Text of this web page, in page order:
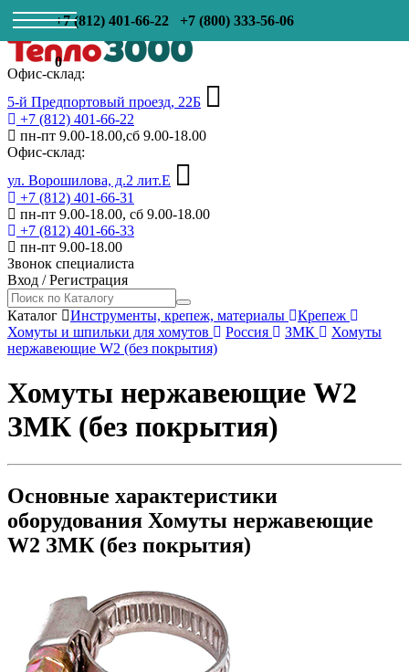
+7 (812) 401-66-22 +7 (800) 333-56-06
0
Офис-склад:
5-й Предпортовый проезд, 22Б
+7 (812) 401-66-22
пн-пт 9.00-18.00,сб 9.00-18.00
Офис-склад:
ул. Ворошилова, д.2 лит.Е
+7 (812) 401-66-31
пн-пт 9.00-18.00, сб 9.00-18.00
+7 (812) 401-66-33
пн-пт 9.00-18.00
Звонок специалиста
Вход /Регистрация
Каталог Инструменты, крепеж, материалы
Крепеж
Хомуты и шпильки для хомутов
Россия ЗМК
Хомуты
нержавеющие W2 (без покрытия)
Хомуты нержавеющие W2
ЗМК (без покрытия)
Основные характеристики
оборудования Хомуты нержавеющие
W2 ЗМК (без покрытия)